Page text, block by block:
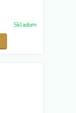
Skladom